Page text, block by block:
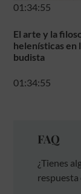
01:34:55
El arte y la
helenísticas en
budista
01:34:55
FAQ
¿Tienes